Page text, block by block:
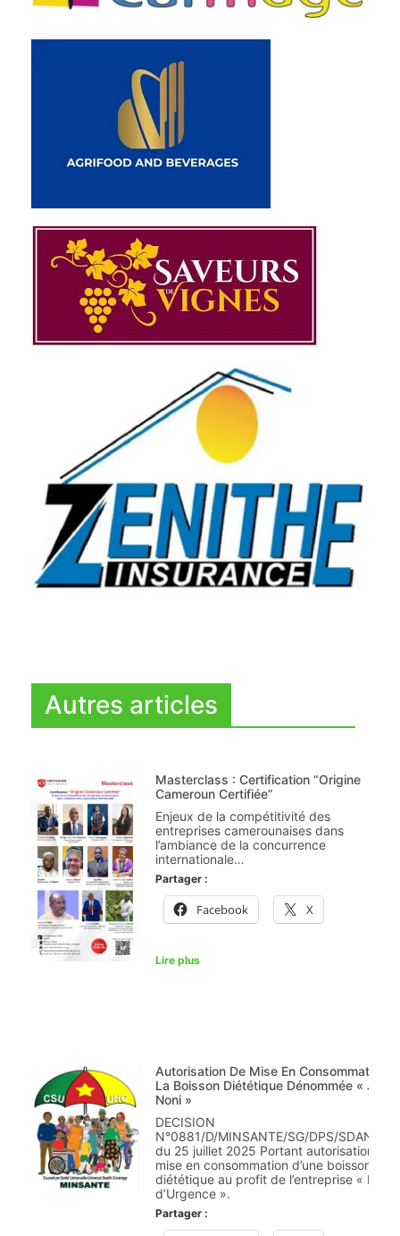
Autres articles
Masterclass : Certification “Origine
Cameroun Certifiée”
Enjeux de la compétitivité des
entreprises camerounaises dans
l’ambiance de la concurrence
internationale…
Partager :
Facebook X
Lire plus
Autorisation De Mise En Consommation
La Boisson Diététique Dénommée « Jus
Noni »
DECISION
N°0881/D/MINSANTE/SG/DPS/SDAN/
du 25 juillet 2025 Portant autorisation de
mise en consommation d’une boisson
diététique au profit de l’entreprise « Dr
d’Urgence ».
Partager :